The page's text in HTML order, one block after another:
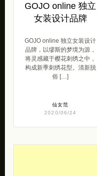
GOJO online 独立
女装设计品牌
GOJO online 独立女装设计
品牌，以缪斯的梦境为源，
将灵感藏于樱花刺绣之中，
构成新季刺绣花型。清新脱
俗 […]
仙女范
2020/06/24